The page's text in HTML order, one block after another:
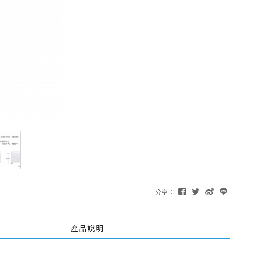
分享：
產品說明